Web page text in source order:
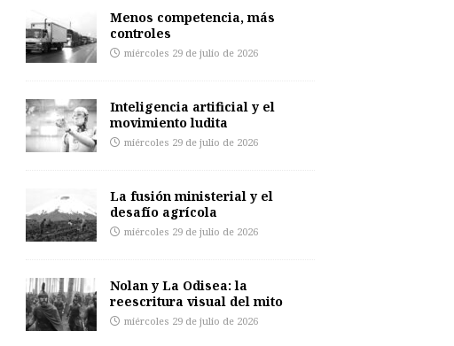
Menos competencia, más
controles
miércoles 29 de julio de 2026
Inteligencia artificial y el
movimiento ludita
miércoles 29 de julio de 2026
La fusión ministerial y el
desafío agrícola
miércoles 29 de julio de 2026
Nolan y La Odisea: la
reescritura visual del mito
miércoles 29 de julio de 2026